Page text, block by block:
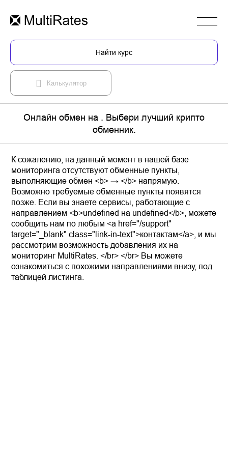
Найти курс
Калькулятор
Онлайн обмен на . Выбери лучший крипто
обменник.
К сожалению, на данный момент в нашей базе
мониторинга отсутствуют обменные пункты,
выполняющие обмен <b> → </b> напрямую.
Возможно требуемые обменные пункты появятся
позже. Если вы знаете сервисы, работающие с
направлением <b>undefined на undefined</b>, можете
сообщить нам по любым <a href="/support"
target="_blank" class="link-in-text">контактам</a>, и мы
рассмотрим возможность добавления их на
мониторинг MultiRates. </br> </br> Вы можете
ознакомиться с похожими направлениями внизу, под
таблицей листинга.